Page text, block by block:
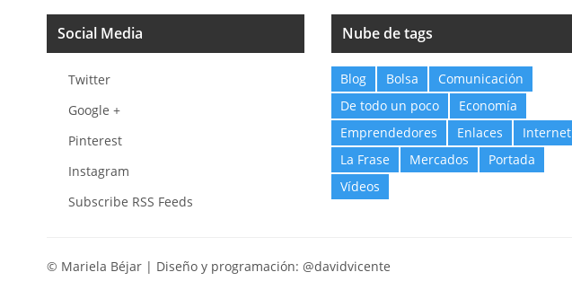
Social Media
Twitter
Google +
Pinterest
Instagram
Subscribe RSS Feeds
Nube de tags
Blog Bolsa
Comunicación
De todo un poco
Economía
Emprendedores
Enlaces
Internet
La Frase
Mercados
Portada
Vídeos
© Mariela Béjar | Diseño y programación: @davidvicente